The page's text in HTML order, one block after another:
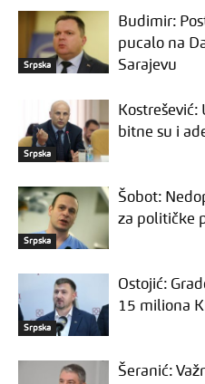
Srpska
Budimir:
pucalo na
Sarajevu
Srpska
bitne su i
Srpska
Šobot:
za političke
Srpska
Ostojić:
15 miliona
Šeranić: